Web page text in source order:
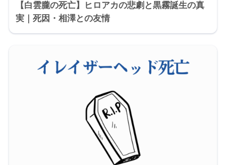
【白雲朧の死亡】ヒロアカの悲劇と黒霧誕生の真
実｜死因・相澤との友情